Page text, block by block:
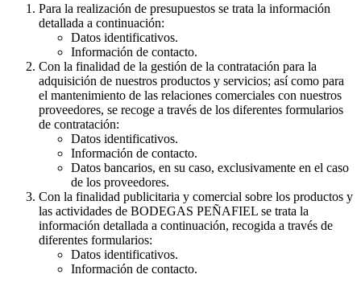
Para la realización de presupuestos se trata la información
detallada a continuación:
Datos identificativos.
Información de contacto.
Con la finalidad de la gestión de la contratación para la
adquisición de nuestros productos y servicios; así como para
el mantenimiento de las relaciones comerciales con nuestros
proveedores, se recoge a través de los diferentes formularios
de contratación:
Datos identificativos.
Información de contacto.
Datos bancarios, en su caso, exclusivamente en el caso
de los proveedores.
Con la finalidad publicitaria y comercial sobre los productos y
las actividades de BODEGAS PEÑAFIEL se trata la
información detallada a continuación, recogida a través de
diferentes formularios:
Datos identificativos.
Información de contacto.